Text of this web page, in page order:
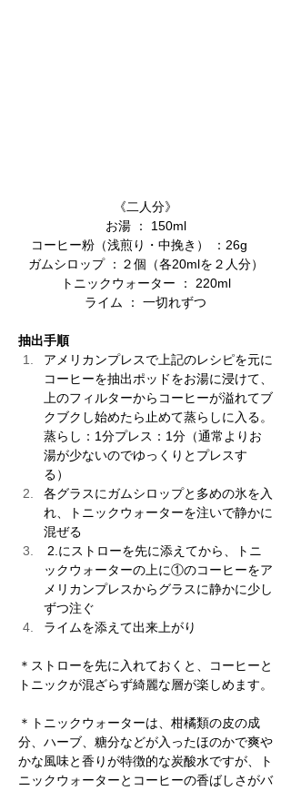
《二人分》
​お湯 ： 150ml
コーヒー粉（浅煎り・中挽き） ：26g
​ガムシロップ ：２個（各20mlを２人分）
​トニックウォーター ： 220ml
ライム ： 一切れずつ
抽出手順
アメリカンプレスで上記のレシピを元に
コーヒーを抽出ポッドをお湯に浸けて、
上のフィルターからコーヒーが溢れてブ
クブクし始めたら止めて蒸らしに入る。
蒸らし：1分プレス：1分（通常よりお
湯が少ないのでゆっくりとプレスす
る）
各グラスにガムシロップと多めの氷を入
れ、トニックウォーターを注いで静かに
混ぜる
2.にストローを先に添えてから、トニ
ックウォーターの上に①のコーヒーをア
メリカンプレスからグラスに静かに少し
ずつ注ぐ
ライムを添えて出来上がり
＊ストローを先に入れておくと、コーヒーと
トニックが混ざらず綺麗な層が楽しめます。
＊トニックウォーターは、柑橘類の皮の成
分、ハーブ、糖分などが入ったほのかで爽や
かな風味と香りが特徴的な炭酸水ですが、ト
ニックウォーターとコーヒーの香ばしさがバ